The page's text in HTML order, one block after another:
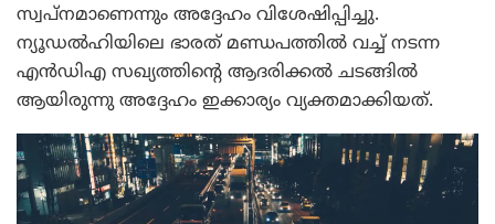
സ്വപ്നമാണെന്നും അദ്ദേഹം വിശേഷിപ്പിച്ചു.
ന്യൂഡൽഹിയിലെ ഭാരത് മണ്ഡപത്തിൽ വച്ച് നടന്ന
എൻഡിഎ സഖ്യത്തിന്റെ ആദരിക്കൽ ചടങ്ങിൽ
ആയിരുന്നു അദ്ദേഹം ഇക്കാര്യം വ്യക്തമാക്കിയത്.